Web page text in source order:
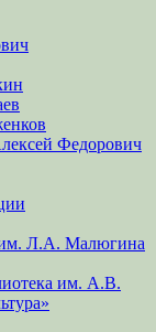
Федорович
им. Л.А. Малюгина
им. А.В.